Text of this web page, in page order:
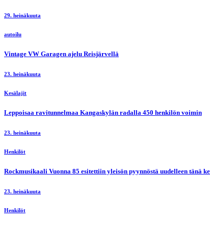
29. heinäkuuta
autoilu
Vintage VW Garagen ajelu Reisjärvellä
23. heinäkuuta
Kesälajit
Leppoisaa ravitunnelmaa Kangaskylän radalla 450 henkilön voimin
23. heinäkuuta
Henkilöt
Rockmusikaali Vuonna 85 esitettiin yleisön pyynnöstä uudelleen tänä
23. heinäkuuta
Henkilöt